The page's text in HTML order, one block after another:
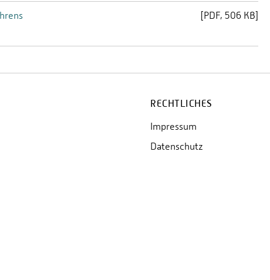
[PDF 506 KB]
RECHTLICHES
Impressum
Datenschutz